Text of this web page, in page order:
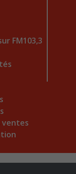
FM103,3
ventes